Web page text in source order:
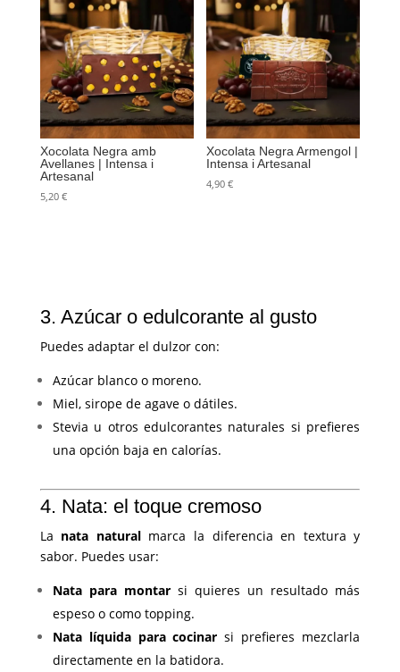
Xocolata Negra amb
Avellanes | Intensa i
Artesanal
5,20 €
Xocolata Negra Armengol |
Intensa i Artesanal
4,90€
3. Azúcar o edulcorante al gusto
Puedes adaptar el dulzor con:
Azúcar blanco o moreno.
Miel, sirope de agave o dátiles.
Stevia u otros edulcorantes naturales si prefieres
una opción baja en calorías.
4. Nata: el toque cremoso
La nata naturalmarca la diferencia en textura y
sabor. Puedes usar:
Nata para montarsi quieres un resultado más
espeso o como topping.
Nata líquida para cocinar si prefieres mezclarla
directamente en la batidora.